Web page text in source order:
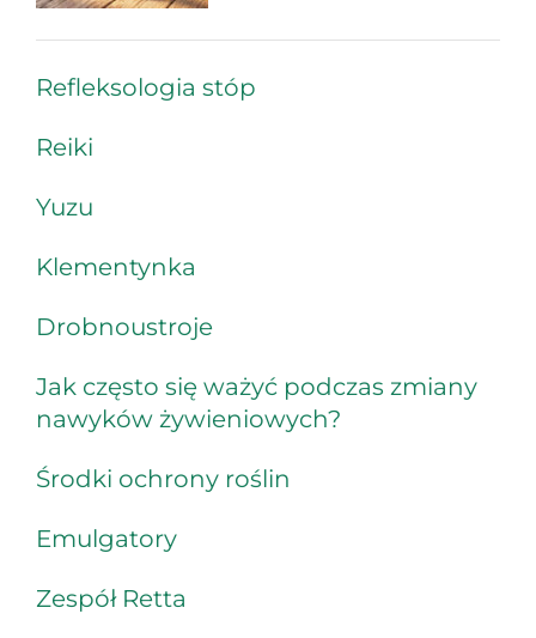
Refleksologia stóp
Reiki
Yuzu
Klementynka
Drobnoustroje
Jak często się ważyć podczas zmiany
nawyków żywieniowych?
Środki ochrony roślin
Emulgatory
Zespół Retta